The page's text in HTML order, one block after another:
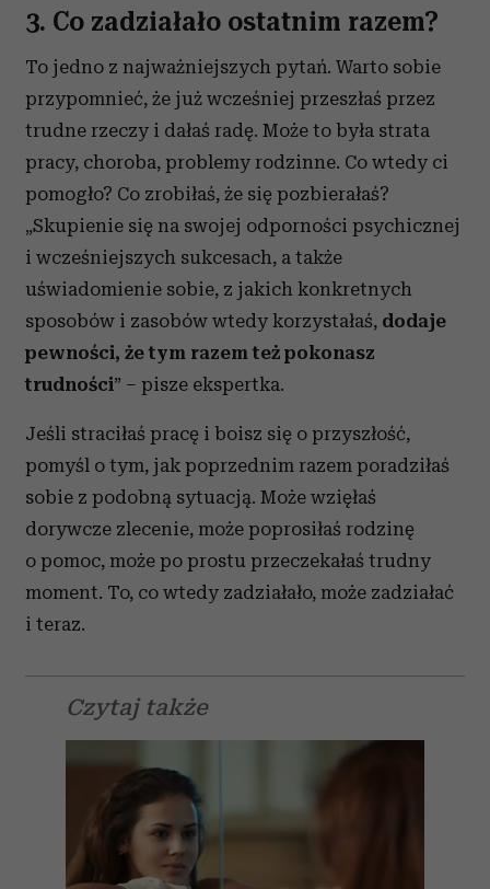
3. Co zadziałało ostatnim razem?
To jedno z najważniejszych pytań. Warto sobie
przypomnieć, że już wcześniej przeszłaś przez
trudne rzeczy i dałaś radę. Może to była strata
pracy, choroba, problemy rodzinne. Co wtedy ci
pomogło? Co zrobiłaś, że się pozbierałaś?
„Skupienie się na swojej odporności psychicznej
i wcześniejszych sukcesach, a także
uświadomienie sobie, z jakich konkretnych
sposobów i zasobów wtedy korzystałaś, dodaje
pewności, że tym razem też pokonasz
trudności” – pisze ekspertka.
Jeśli straciłaś pracę i boisz się o przyszłość,
pomyśl o tym, jak poprzednim razem poradziłaś
sobie z podobną sytuacją. Może wzięłaś
dorywcze zlecenie, może poprosiłaś rodzinę
o pomoc, może po prostu przeczekałaś trudny
moment. To, co wtedy zadziałało, może zadziałać
i teraz.
Czytaj także